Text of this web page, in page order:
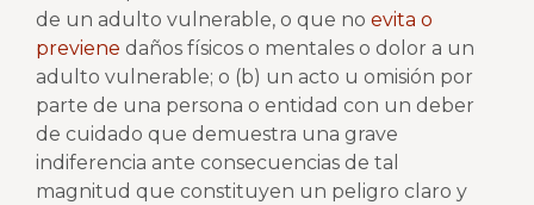
de un adulto vulnerable, o que no evita o
previene daños físicos o mentales o dolor a un
adulto vulnerable; o (b) un acto u omisión por
parte de una persona o entidad con un deber
de cuidado que demuestra una grave
indiferencia ante consecuencias de tal
magnitud que constituyen un peligro claro y